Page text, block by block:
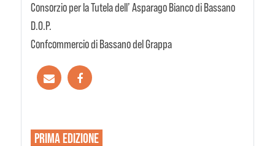
Consorzio per la Tutela dell’ Asparago Bianco di Bassano
D.O.P.
Confcommercio di Bassano del Grappa
PRIMA EDIZIONE